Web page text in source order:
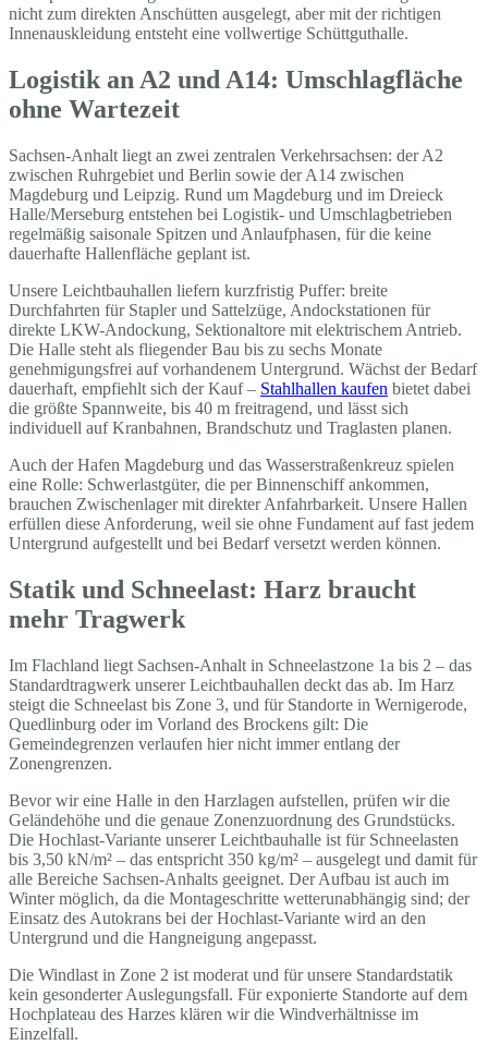
nicht zum direkten Anschütten ausgelegt, aber mit der richtigen
Innenauskleidung entsteht eine vollwertige Schüttguthalle.
Logistik an A2 und A14: Umschlagfläche
ohne Wartezeit
Sachsen-Anhalt liegt an zwei zentralen Verkehrsachsen: der A2
zwischen Ruhrgebiet und Berlin sowie der A14 zwischen
Magdeburg und Leipzig. Rund um Magdeburg und im Dreieck
Halle/Merseburg entstehen bei Logistik- und Umschlagbetrieben
regelmäßig saisonale Spitzen und Anlaufphasen, für die keine
dauerhafte Hallenfläche geplant ist.
Unsere Leichtbauhallen liefern kurzfristig Puffer: breite
Durchfahrten für Stapler und Sattelzüge, Andockstationen für
direkte LKW-Andockung, Sektionaltore mit elektrischem Antrieb.
Die Halle steht als fliegender Bau bis zu sechs Monate
genehmigungsfrei auf vorhandenem Untergrund. Wächst der Bedarf
dauerhaft, empfiehlt sich der Kauf – Stahlhallen kaufen bietet dabei
die größte Spannweite, bis 40 m freitragend, und lässt sich
individuell auf Kranbahnen, Brandschutz und Traglasten planen.
Auch der Hafen Magdeburg und das Wasserstraßenkreuz spielen
eine Rolle: Schwerlastgüter, die per Binnenschiff ankommen,
brauchen Zwischenlager mit direkter Anfahrbarkeit. Unsere Hallen
erfüllen diese Anforderung, weil sie ohne Fundament auf fast jedem
Untergrund aufgestellt und bei Bedarf versetzt werden können.
Statik und Schneelast: Harz braucht
mehr Tragwerk
Im Flachland liegt Sachsen-Anhalt in Schneelastzone 1a bis 2 – das
Standardtragwerk unserer Leichtbauhallen deckt das ab. Im Harz
steigt die Schneelast bis Zone 3, und für Standorte in Wernigerode,
Quedlinburg oder im Vorland des Brockens gilt: Die
Gemeindegrenzen verlaufen hier nicht immer entlang der
Zonengrenzen.
Bevor wir eine Halle in den Harzlagen aufstellen, prüfen wir die
Geländehöhe und die genaue Zonenzuordnung des Grundstücks.
Die Hochlast-Variante unserer Leichtbauhalle ist für Schneelasten
bis 3,50 kN/m² – das entspricht 350 kg/m² – ausgelegt und damit für
alle Bereiche Sachsen-Anhalts geeignet. Der Aufbau ist auch im
Winter möglich, da die Montageschritte wetterunabhängig sind; der
Einsatz des Autokrans bei der Hochlast-Variante wird an den
Untergrund und die Hangneigung angepasst.
Die Windlast in Zone 2 ist moderat und für unsere Standardstatik
kein gesonderter Auslegungsfall. Für exponierte Standorte auf dem
Hochplateau des Harzes klären wir die Windverhältnisse im
Einzelfall.